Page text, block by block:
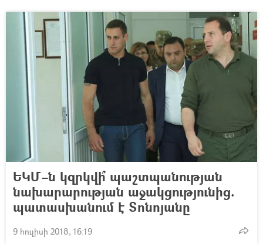
ԵԿՄ–ն կզրկվի՞ պաշտպանության
նախարարության աջակցությունից.
պատասխանում է Տոնոյանը
9 հուլիսի 2018, 16:19